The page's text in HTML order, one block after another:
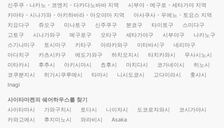
신주쿠・나카노・코엔지・다카다노바바 지역
시부야・메구로・세타가야 지역
카마타・시나가와・아키하바라・아오야마 지역
아사쿠사・우에노・토요스 지역
치요다구
쥬오구 미나토구 신주쿠구 분쿄구 타이토구
스미다구
고토구
시나가와구 메구로구 오타구 세타가야구 시부야구
나카노구
스기나미구
토시마구 키타구 아라카와구 이타바시구
네리마구
아다치구
카츠시카구 에도가와구 하치오지시 타치카와시
무사시노시
미타카시
후추시 아키시마시 쵸후시 마치다시 코가네이시
히노시
코쿠분지시
히가시쿠루메시 타마시 니시도쿄시 고다이라시
훗사시
Inagi
사이타마켄의 쉐어하우스를 찾기
사이타마시
가와구치시 토다시 니이자시 도코로자와시
코시가야시
카와고에시
후지미노시 와라비시 Asaka